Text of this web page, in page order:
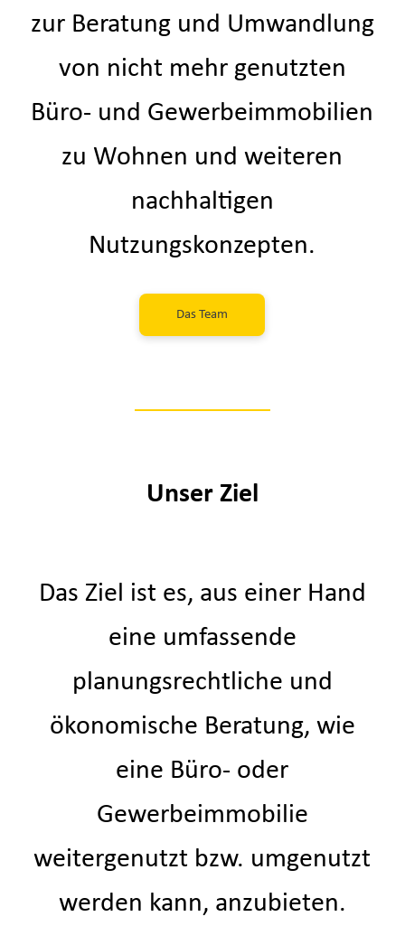
zur Beratung und Umwandlung
von nicht mehr genutzten
Büro- und Gewerbeimmobilien
zu Wohnen und weiteren
nachhaltigen
Nutzungskonzepten.
Das Team
Unser Ziel
Das Ziel ist es, aus einer Hand
eine umfassende
planungsrechtliche und
ökonomische Beratung, wie
eine Büro- oder
Gewerbeimmobilie
weitergenutzt bzw. umgenutzt
werden kann, anzubieten.